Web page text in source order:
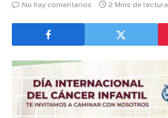
No hay comentarios
2 Mins de lectura